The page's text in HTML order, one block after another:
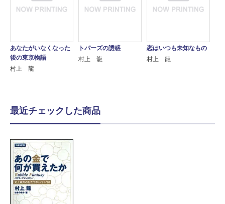
あなたがいなくなった
後の東京物語
村上 龍
トパーズの誘惑
村上 龍
恋はいつも未知なもの
村上 龍
最近チェックした商品